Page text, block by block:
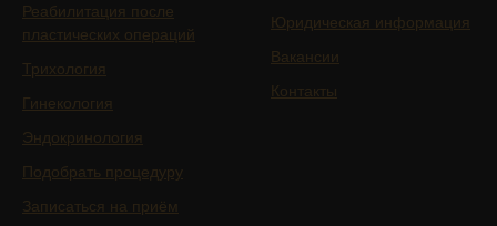
Реабилитация после
пластических операций
Трихология
Гинекология
Эндокринология
Подобрать процедуру
Записаться на приём
Юридическая информация
Вакансии
Контакты